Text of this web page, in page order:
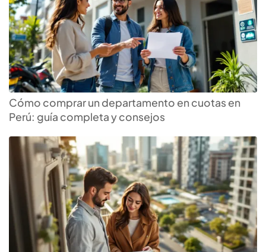
Cómo comprar un departamento en cuotas en
Perú: guía completa y consejos